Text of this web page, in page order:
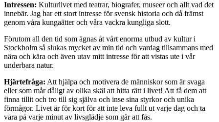
Intressen: Kulturlivet med teatrar, biografer, museer och allt vad det
innebär. Jag har ett stort intresse för svensk historia och då främst
genom våra kungaätter och våra vackra kungliga slott.
Förutom all den tid som ägnas åt vårt enorma utbud av kultur i
Stockholm så slukas mycket av min tid och vardag tillsammans med
nära och kära och även utav mitt intresse för att vistas ute i vår
underbara natur.
Hjärtefråga: Att hjälpa och motivera de människor som är svaga
eller som mår dåligt av olika skäl att hitta rätt i livet! Att få dem att
finna tillit och tro till sig själva och inse sina styrkor och unika
förmågor. Livet är för kort för att inte leva fullt ut varje dag och ta
vara på varje minut av livsglädje som går att fås.